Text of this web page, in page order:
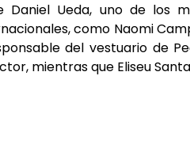
Ueda, uno de los
como Naomi
del vestuario de
mientras que Eliseu